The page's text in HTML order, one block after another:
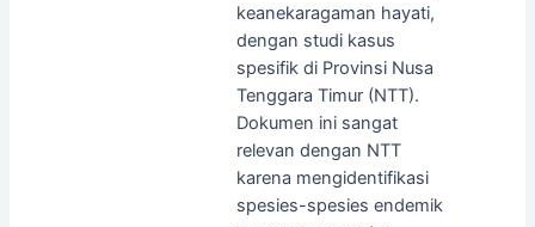
keanekaragaman hayati,
dengan studi kasus
spesifik di Provinsi Nusa
Tenggara Timur (NTT).
Dokumen ini sangat
relevan dengan NTT
karena mengidentifikasi
spesies-spesies endemik